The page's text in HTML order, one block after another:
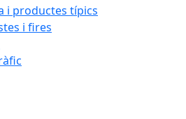
i productes típics
i fires